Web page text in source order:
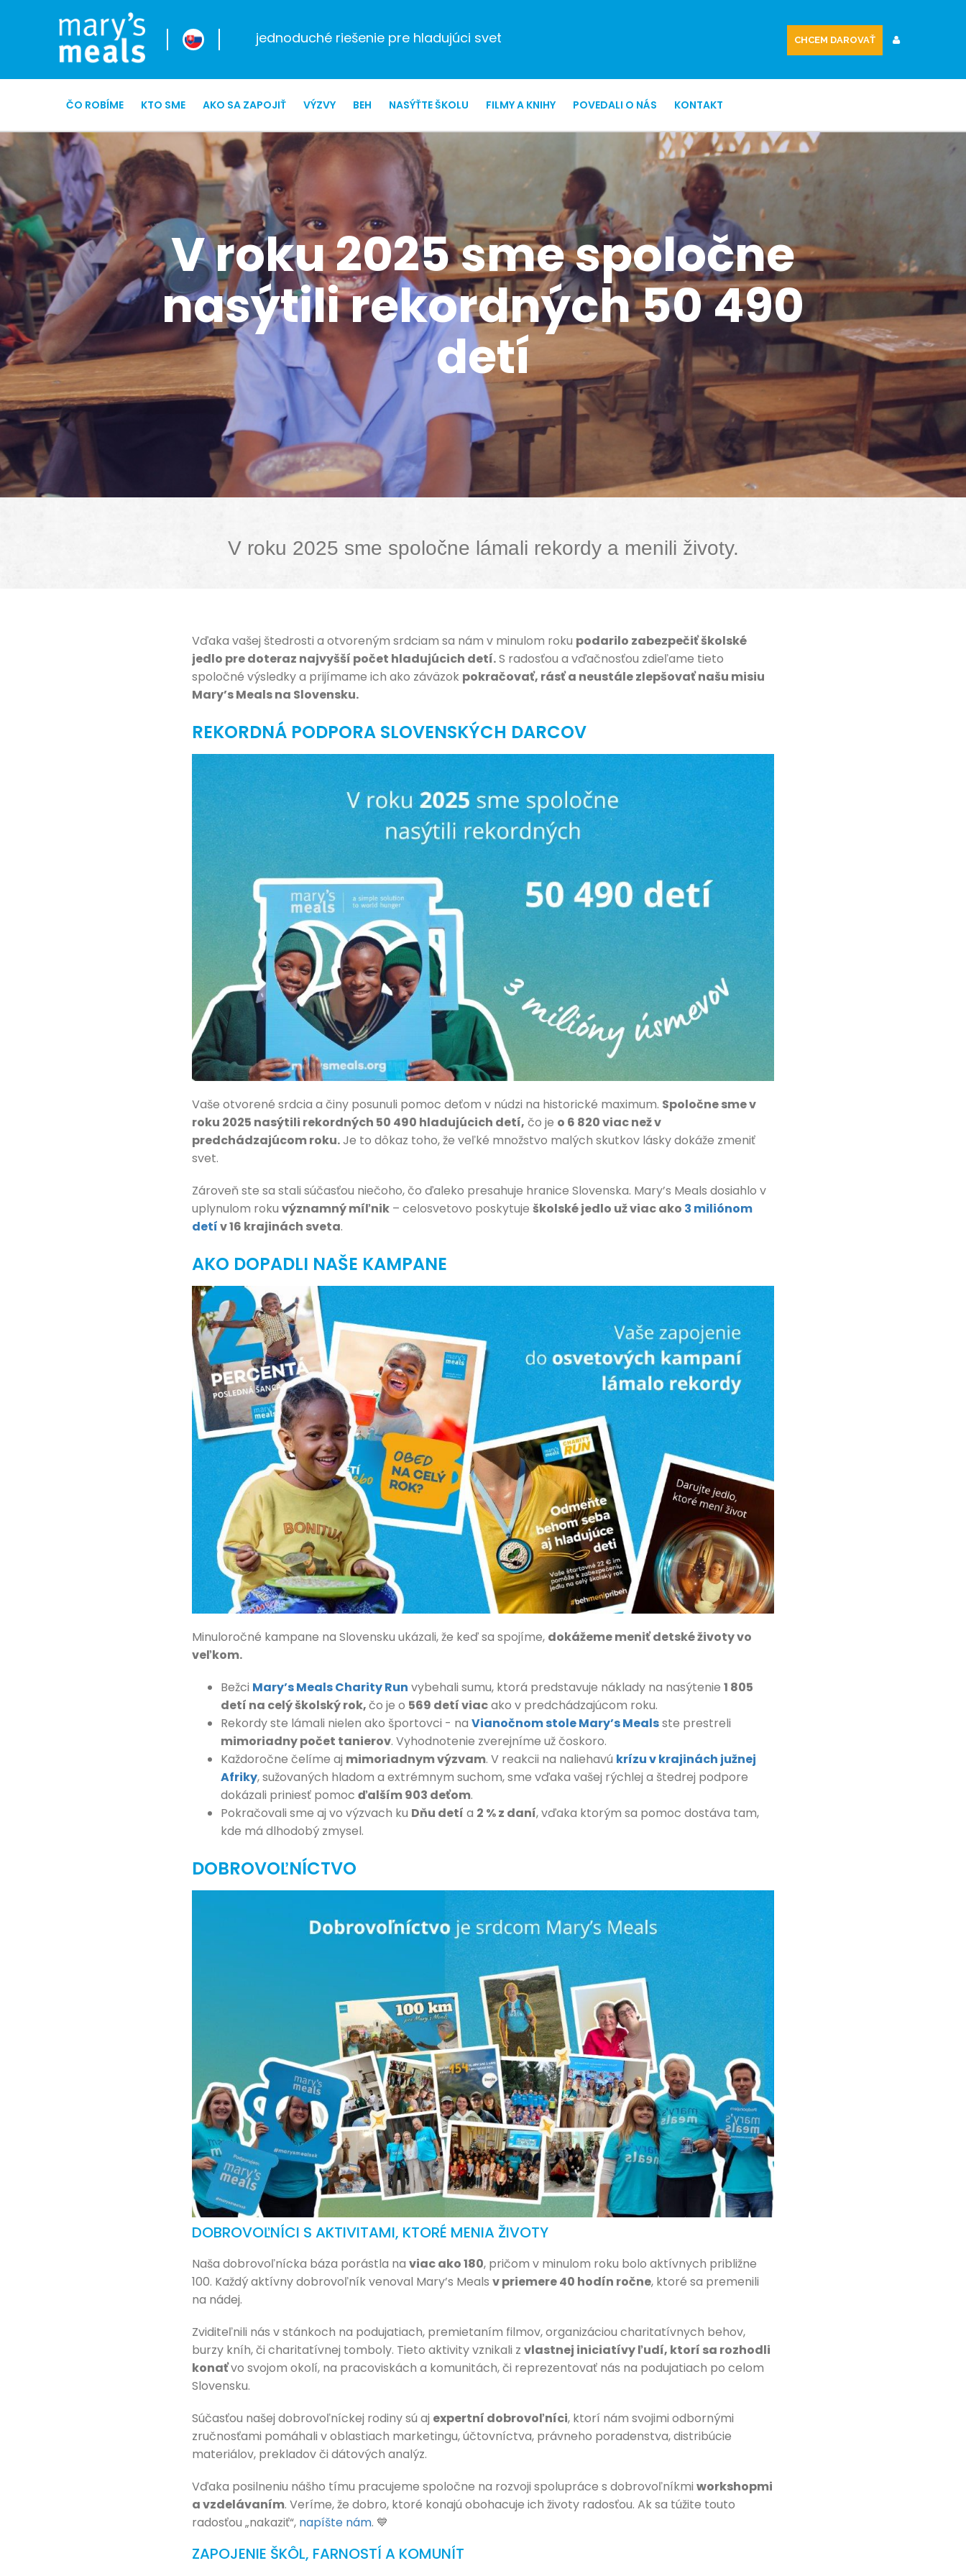
jednoduché riešenie pre hladujúci svet CHCEM DAROVAŤ
ČO ROBÍME KTO SME AKO SA ZAPOJIŤ VÝZVY BEH NASÝŤTE ŠKOLU FILMY A KNIHY POVEDALI O NÁS KONTAKT
V roku 2025 sme spoločne
nasýtili rekordných 50 490
detí
V roku 2025 sme spoločne lámali rekordy a menili životy.
Vďaka vašej štedrosti a otvoreným srdciam sa nám v minulom roku podarilo zabezpečiť školské
jedlo pre doteraz najvyšší počet hladujúcich detí.S radosťou a vďačnosťou zdieľame tieto
spoločné výsledky a prijímame ich ako záväzok pokračovať, rásť a neustále zlepšovať našu misiu
Mary’s Meals na Slovensku.
REKORDNÁ PODPORA SLOVENSKÝCH DARCOV
Vaše otvorené srdcia a činy posunuli pomoc deťom v núdzi na historické maximum. Spoločne sme v
roku 2025 nasýtili rekordných 50 490 hladujúcich detí, čo je o 6 820 viac než v
predchádzajúcom roku.Je to dôkaz toho, že veľké množstvo malých skutkov lásky dokáže zmeniť
svet.
Zároveň ste sa stali súčasťou niečoho, čo ďaleko presahuje hranice Slovenska. Mary’s Meals dosiahlo v
uplynulom roku významný míľnik – celosvetovo poskytuje školské jedlo už viac ako 3 miliónom
detív 16 krajinách sveta.
AKO DOPADLI NAŠE KAMPANE
Minuloročné kampane na Slovensku ukázali, že keď sa spojíme, dokážeme meniť detské životy vo
veľkom.
Bežci Mary’s Meals Charity Run vybehali sumu, ktorá predstavuje náklady na nasýtenie 1 805
detí na celý školský rok,čo je o 569 detí viacako v predchádzajúcom roku.
Rekordy ste lámali nielen ako športovci - na Vianočnom stole Mary’s Mealsste prestreli
mimoriadny počet tanierov. Vyhodnotenie zverejníme už čoskoro.
Každoročne čelíme aj mimoriadnym výzvam. V reakcii na naliehavú krízu v krajinách južnej
Afriky, sužovaných hladom a extrémnym suchom, sme vďaka vašej rýchlej a štedrej podpore
dokázali priniesť pomoc ďalším 903 deťom.
Pokračovali sme aj vo výzvach ku Dňu detí a 2 % z daní, vďaka ktorým sa pomoc dostáva tam,
kde má dlhodobý zmysel.
DOBROVOĽNÍCTVO
DOBROVOĽNÍCI S AKTIVITAMI, KTORÉ MENIA ŽIVOTY
Naša dobrovoľnícka báza porástla na viac ako 180, pričom v minulom roku bolo aktívnych približne
100. Každý aktívny dobrovoľník venoval Mary’s Meals v priemere 40 hodín ročne, ktoré sa premenili
na nádej.
Zviditeľnili nás v stánkoch na podujatiach, premietaním filmov, organizáciou charitatívnych behov,
burzy kníh, či charitatívnej tomboly. Tieto aktivity vznikali z vlastnej iniciatívy ľudí, ktorí sa rozhodli
konaťvo svojom okolí, na pracoviskách a komunitách, či reprezentovať nás na podujatiach po celom
Slovensku.
Súčasťou našej dobrovoľníckej rodiny sú aj expertní dobrovoľníci, ktorí nám svojimi odbornými
zručnosťami pomáhali v oblastiach marketingu, účtovníctva, právneho poradenstva, distribúcie
materiálov, prekladov či dátových analýz.
Vďaka posilneniu nášho tímu pracujeme spoločne na rozvoji spolupráce s dobrovoľníkmi workshopmi
a vzdelávaním. Veríme, že dobro, ktoré konajú obohacuje ich životy radosťou. Ak sa túžite touto
radosťou „nakaziť“, napíšte nám. 💙
ZAPOJENIE ŠKÔL, FARNOSTÍ A KOMUNÍT